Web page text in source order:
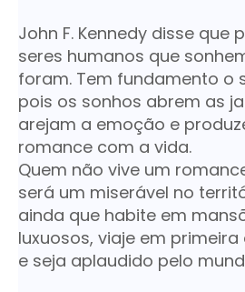
John F. Kennedy disse que
seres humanos que
foram. Tem fundamento o
pois os sonhos abrem as
arejam a emoção e
romance com a vida.
Quem não vive um
será um miserável no
ainda que habite em
luxuosos, viaje em
e seja aplaudido pelo